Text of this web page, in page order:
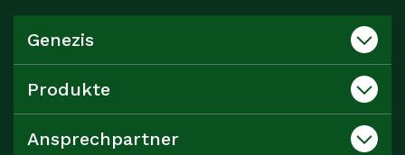
Genezis
Produkte
Ansprechpartner